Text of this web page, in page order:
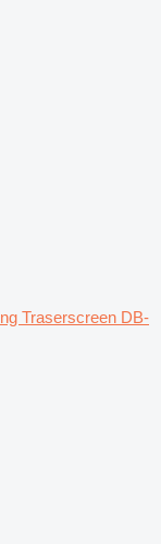
Traserscreen DB-